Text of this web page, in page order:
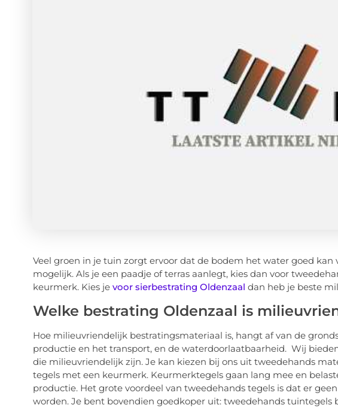
Veel groen in je tuin zorgt ervoor dat de bodem het water goed kan
mogelijk. Als je een paadje of terras aanlegt, kies dan voor
keurmerk. Kies je voor sierbestrating Oldenzaal dan heb je beste
Welke bestrating Oldenzaal is
Hoe milieuvriendelijk bestratingsmateriaal is, hangt af van de
productie en het transport, en de waterdoorlaatbaarheid. Wij
die milieuvriendelijk zijn. Je kan kiezen bij ons uit tweedehands
tegels met een keurmerk. Keurmerktegels gaan lang mee en
productie. Het grote voordeel van tweedehands tegels is dat er
worden. Je bent bovendien goedkoper uit: tweedehands tuintegels